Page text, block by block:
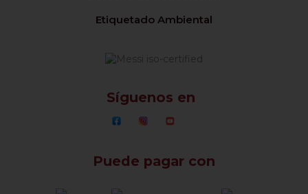
Etiquetado Ambiental
Síguenos en
Puede pagar con